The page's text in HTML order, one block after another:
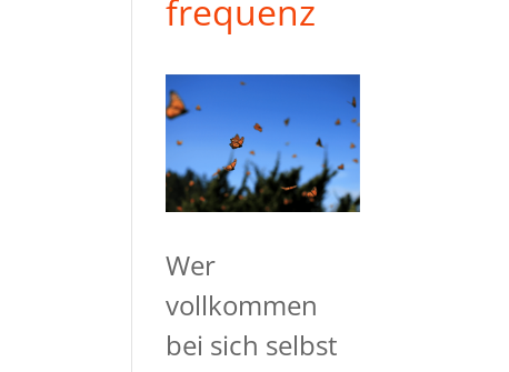
frequenz
Wer
vollkommen
bei sich selbst